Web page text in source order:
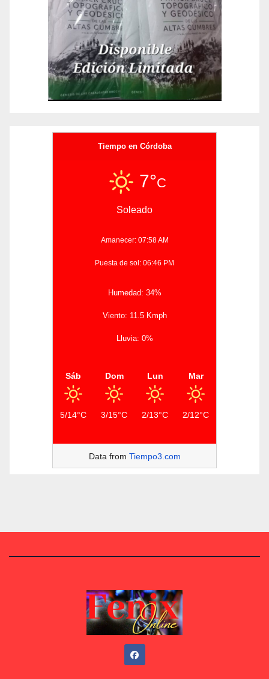
Tiempo en Córdoba
7°C
Soleado
Amanecer: 07:58 AM
Puesta de sol: 06:46 PM
Humedad: 34%
Viento: 11.5 Kmph
Lluvia: 0%
Sáb
5/14°C
Dom
3/15°C
Lun
2/13°C
Mar
2/12°C
Data from Tiempo3.com